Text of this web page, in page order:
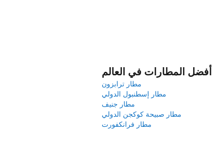
أفضل المطارات في العالم
مطار ترابزون
مطار إسطنبول الدولي
مطار جنيف
مطار صبيحة كوكجن الدولي
مطار فرانكفورت